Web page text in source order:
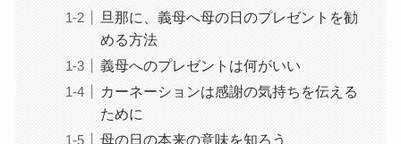
旦那に、義母へ母の日のプレゼントを勧
める方法
義母へのプレゼントは何がいい
カーネーションは感謝の気持ちを伝える
ために
母の日の本来の意味を知ろう